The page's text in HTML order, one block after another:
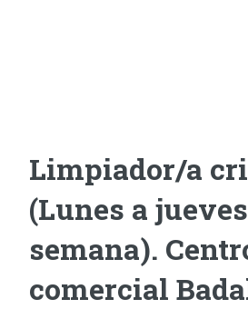
Limpiador/a
(Lunes a
semana).
comercial